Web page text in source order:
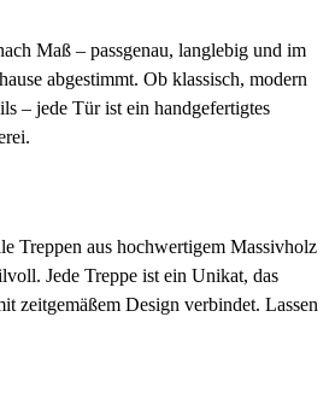
Maß – passgenau, langlebig und im
abgestimmt. Ob klassisch, modern
– jede Tür ist ein handgefertigtes
Treppen aus hochwertigem Massivholz
Jede Treppe ist ein Unikat, das
zeitgemäßem Design verbindet. Lassen